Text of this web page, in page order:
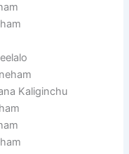
Kaliginchu